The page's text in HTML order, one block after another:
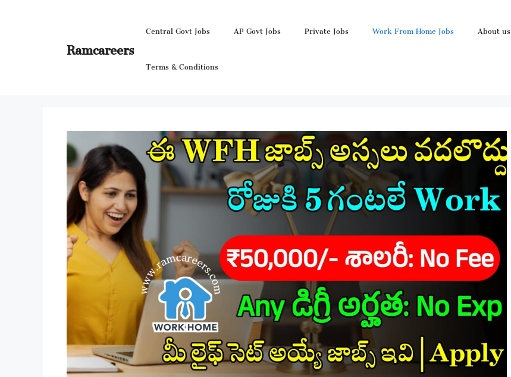
Ramcareers
Central Govt Jobs AP Govt Jobs Private Jobs Work From Home Jobs About us
Terms & Conditions